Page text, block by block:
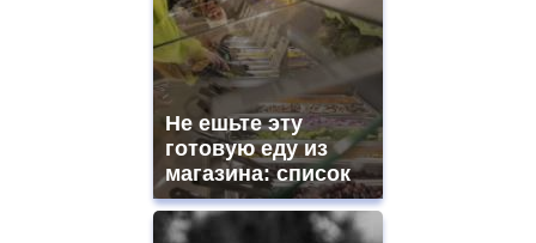
Не ешьте эту
готовую еду из
магазина: список